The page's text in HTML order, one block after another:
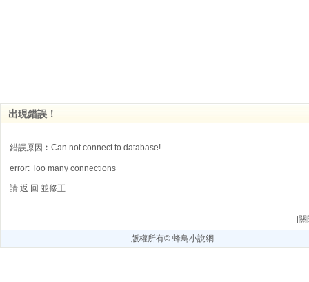
出現錯誤！
錯誤原因︰Can not connect to database!
error: Too many connections
請 返 回 並修正
[關
版權所有© 蜂鳥小說網